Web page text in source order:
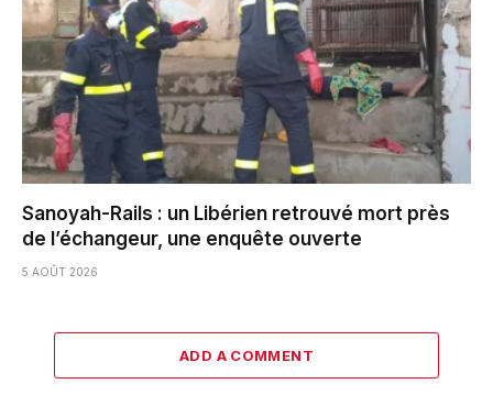
Sanoyah-Rails : un Libérien retrouvé mort près
de l’échangeur, une enquête ouverte
5 AOÛT 2026
ADD A COMMENT